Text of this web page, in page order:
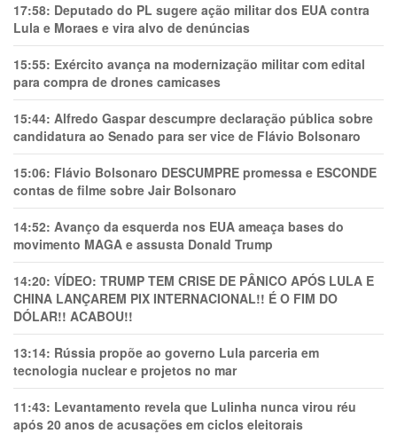
17:58: Deputado do PL sugere ação militar dos EUA contra
Lula e Moraes e vira alvo de denúncias
15:55: Exército avança na modernização militar com edital
para compra de drones camicases
15:44: Alfredo Gaspar descumpre declaração pública sobre
candidatura ao Senado para ser vice de Flávio Bolsonaro
15:06: Flávio Bolsonaro DESCUMPRE promessa e ESCONDE
contas de filme sobre Jair Bolsonaro
14:52: Avanço da esquerda nos EUA ameaça bases do
movimento MAGA e assusta Donald Trump
14:20: VÍDEO: TRUMP TEM CRlSE DE PÂNlCO APÓS LULA E
CHINA LANÇAREM PIX INTERNACIONAL!! É O FIM DO
DÓLAR!! ACABOU!!
13:14: Rússia propõe ao governo Lula parceria em
tecnologia nuclear e projetos no mar
11:43: Levantamento revela que Lulinha nunca virou réu
após 20 anos de acusações em ciclos eleitorais